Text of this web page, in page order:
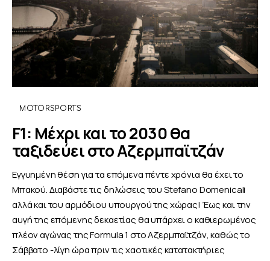
MOTORSPORTS
F1: Μέχρι και το 2030 θα
ταξιδεύει στο Αζερμπαϊτζάν
Εγγυημένη θέση για τα επόμενα πέντε χρόνια θα έχει το
Μπακού. Διαβάστε τις δηλώσεις του Stefano Domenicali
αλλά και του αρμόδιου υπουργού της χώρας! Έως και την
αυγή της επόμενης δεκαετίας θα υπάρχει ο καθιερωμένος
πλέον αγώνας της Formula 1 στο Αζερμπαϊτζάν, καθώς το
Σάββατο -λίγη ώρα πριν τις χαοτικές κατατακτήριες